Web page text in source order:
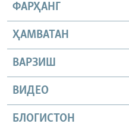
ФАРҲАНГ
ҲАМВАТАН
ВАРЗИШ
ВИДЕО
БЛОГИСТОН